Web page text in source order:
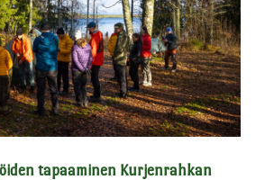
tapaaminen Kurjenrahkan